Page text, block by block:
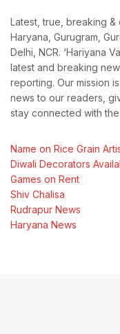
Latest, true, breaking
Haryana, Gurugram,
Delhi, NCR. ‘Hariyana
latest and breaking
reporting. Our mission
news to our readers,
stay connected with
Name on Rice Grain
Diwali Decorators
Games on Rent
Shiv Chalisa
Rudrapur News
Haryana News